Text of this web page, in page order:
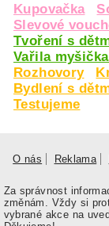
Kupovačka
Slevové
Tvoření s
Vařila
Rozhovory
Bydlení s
Testujeme
O nás Reklama
Za správnost
změnám. Vždy si
vybrané akce na